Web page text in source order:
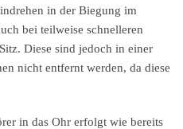
in der Biegung im
bei teilweise schnelleren
Diese sind jedoch in einer
nicht entfernt werden, da diese
in das Ohr erfolgt wie bereits